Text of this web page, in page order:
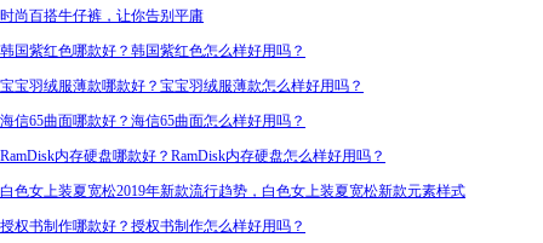
时尚百搭牛仔裤，让你告别平庸
韩国紫红色哪款好？韩国紫红色怎么样好用吗？
宝宝羽绒服薄款哪款好？宝宝羽绒服薄款怎么样好用吗？
海信65曲面哪款好？海信65曲面怎么样好用吗？
RamDisk内存硬盘哪款好？RamDisk内存硬盘怎么样好用吗？
白色女上装夏宽松2019年新款流行趋势，白色女上装夏宽松新款元素样式
授权书制作哪款好？授权书制作怎么样好用吗？